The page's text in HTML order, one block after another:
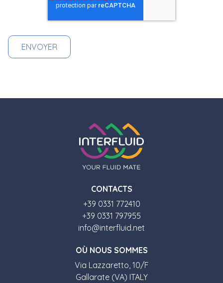
CONTACTS
+39 0331 772410
+39 0331 797955
info@interfluid.net
OÙ NOUS SOMMES
Via Lazzaretto, 10/F
Gallarate (VA) ITALY